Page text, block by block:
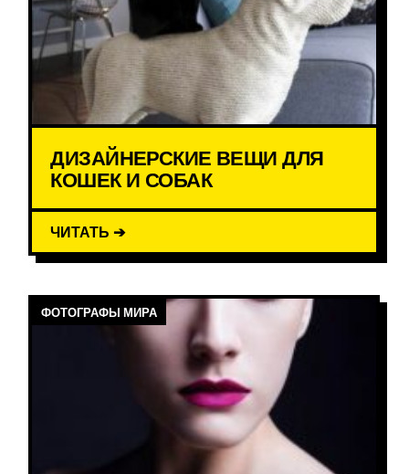
ДИЗАЙНЕРСКИЕ ВЕЩИ ДЛЯ
КОШЕК И СОБАК
ЧИТАТЬ ➔
ФОТОГРАФЫ МИРА